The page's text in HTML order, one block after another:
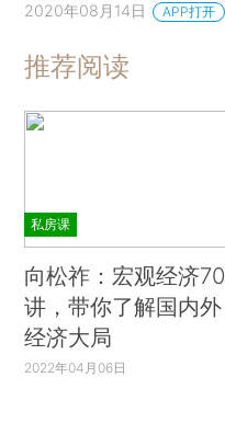
2020年08月14日 APP打开
推荐阅读
私房课
向松祚：宏观经济70
讲，带你了解国内外
经济大局
2022年04月06日